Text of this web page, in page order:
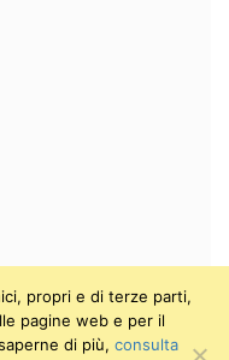
propri e di terze parti,
pagine web e per il
di più, consulta